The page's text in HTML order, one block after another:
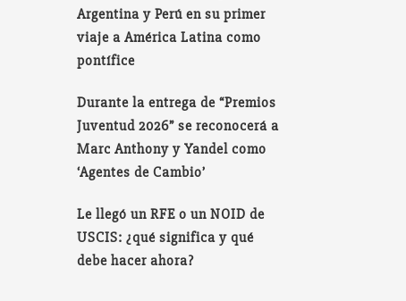
Argentina y Perú en su primer
viaje a América Latina como
pontífice
Durante la entrega de “Premios
Juventud 2026” se reconocerá a
Marc Anthony y Yandel como
‘Agentes de Cambio’
Le llegó un RFE o un NOID de
USCIS: ¿qué significa y qué
debe hacer ahora?